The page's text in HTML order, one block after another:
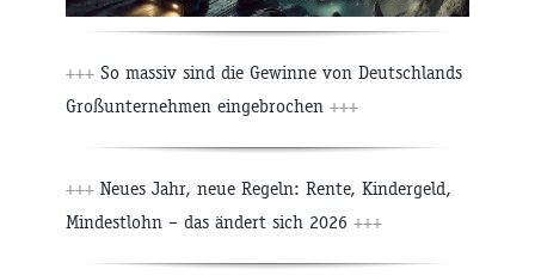
+++ So massiv sind die Gewinne von Deutschlands
Großunternehmen eingebrochen +++
+++ Neues Jahr, neue Regeln: Rente, Kindergeld,
Mindestlohn – das ändert sich 2026 +++